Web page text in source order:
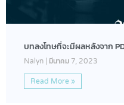
บทลงโทษที่จะมีผลหลังจาก
Nalyn มีนาคม 7, 2023
Read More »